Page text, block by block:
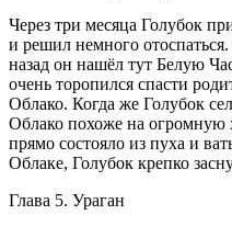
Через три месяца Голубок
и решил немного
назад он нашёл тут Белую
очень торопился спасти
Облако. Когда же Голубок
Облако похоже на
прямо состояло из пуха и
Облаке, Голубок крепко
Глава 5. Ураган